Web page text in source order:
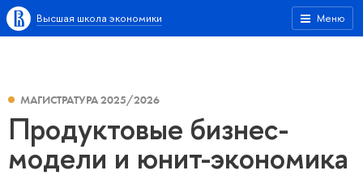
Меню
Высшая школа экономики
МАГИСТРАТУРА 2025/2026
Продуктовые бизнес-
модели и юнит-экономика